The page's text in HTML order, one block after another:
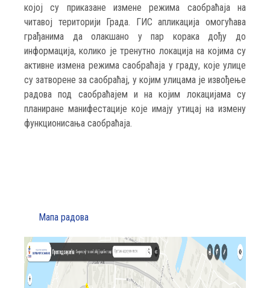
којој су приказане измене режима саобраћаја на
читавој територији Града. ГИС апликација омогућава
грађанима да олакшано у пар корака дођу до
информација, колико је тренутно локација на којима су
активне измена режима саобраћаја у граду, које улице
су затворене за саобраћај, у којим улицама је извођење
радова под саобраћајем и на којим локацијама су
планиране манифестације које имају утицај на измену
функционисања саобраћаја.
Мапа радова